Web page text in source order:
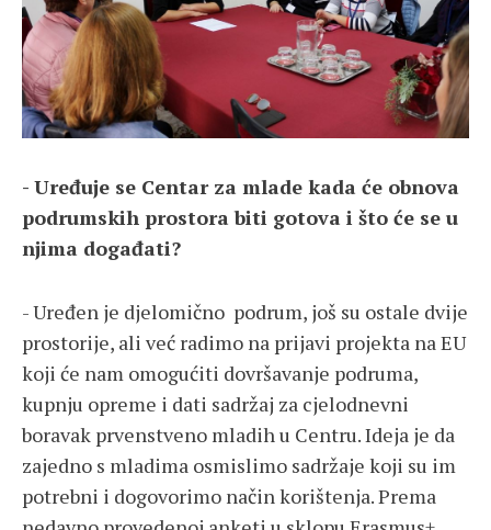
- Uređuje se Centar za mlade kada će obnova
podrumskih prostora biti gotova i što će se u
njima događati?
- Uređen je djelomično podrum, još su ostale dvije
prostorije, ali već radimo na prijavi projekta na EU
koji će nam omogućiti dovršavanje podruma,
kupnju opreme i dati sadržaj za cjelodnevni
boravak prvenstveno mladih u Centru. Ideja je da
zajedno s mladima osmislimo sadržaje koji su im
potrebni i dogovorimo način korištenja. Prema